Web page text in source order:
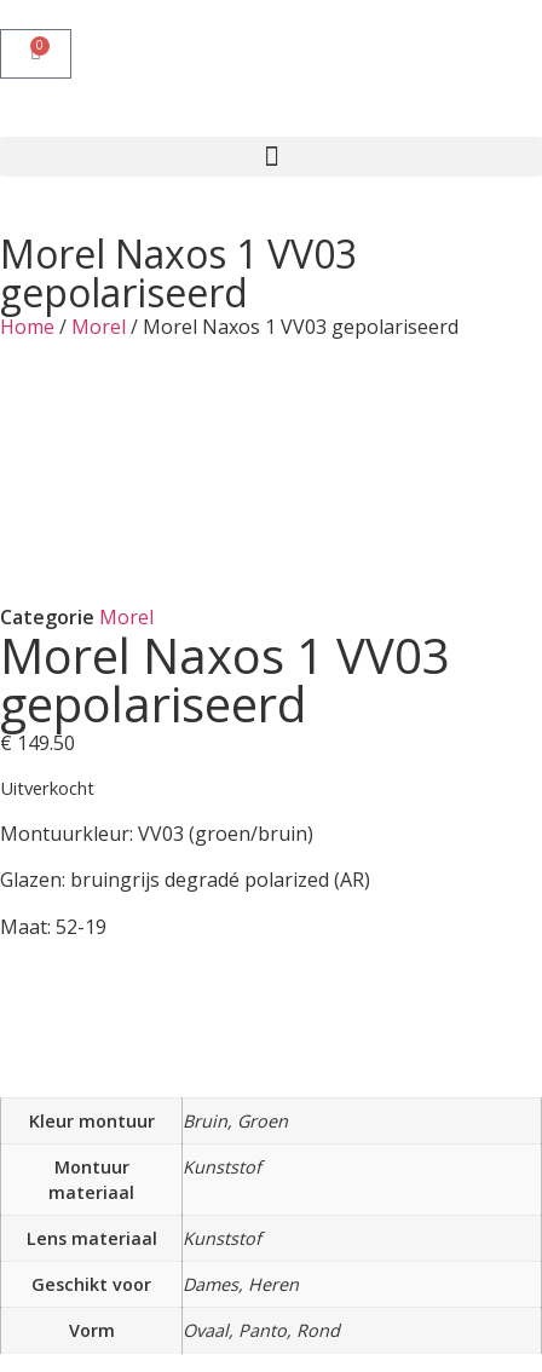
0
Morel Naxos 1 VV03
gepolariseerd
Home / Morel / Morel Naxos 1 VV03 gepolariseerd
Categorie Morel
Morel Naxos 1 VV03
gepolariseerd
€149.50
Uitverkocht
Montuurkleur: VV03 (groen/bruin)
Glazen: bruingrijs degradé polarized (AR)
Maat: 52-19
Kleur montuur
Bruin, Groen
Montuur
materiaal
Kunststof
Lens materiaal
Kunststof
Geschikt voor
Dames, Heren
Vorm
Ovaal, Panto, Rond